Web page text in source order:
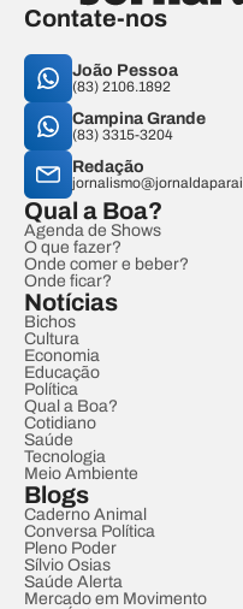
Contate-nos
João Pessoa
(83) 2106.1892
Campina Grande
(83) 3315-3204
Redação
Qual a Boa?
Agenda de Shows
O que fazer?
Onde comer e beber?
Onde ficar?
Notícias
Bichos
Cultura
Economia
Educação
Política
Qual a Boa?
Cotidiano
Saúde
Tecnologia
Meio Ambiente
Blogs
Caderno Animal
Conversa Política
Pleno Poder
Sílvio Osias
Saúde Alerta
Mercado em Movimento